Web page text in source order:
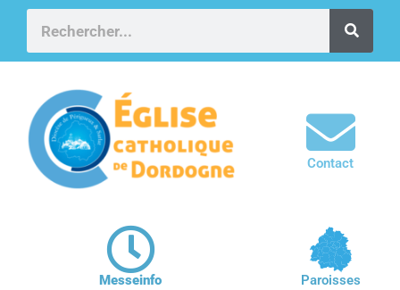
Contact
Messeinfo Paroisses